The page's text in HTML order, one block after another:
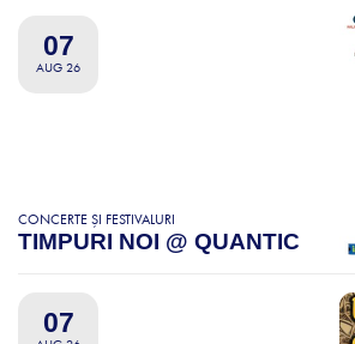
07
AUG 26
CONCERTE ȘI FESTIVALURI
TIMPURI NOI @ QUANTIC
07